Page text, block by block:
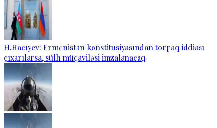
H.Hacıyev: Ermənistan konstitusiyasından torpaq iddiası
çıxarılarsa, sülh müqaviləsi imzalanacaq